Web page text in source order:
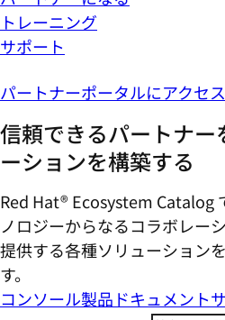
トレーニング
サポート
パートナーポータルにアクセ
信頼できるパートナー
ーションを構築する
Red Hat® Ecosystem Catalog
ノロジーからなるコラボレー
提供する各種ソリューション
す。
コンソール製品ドキュメント